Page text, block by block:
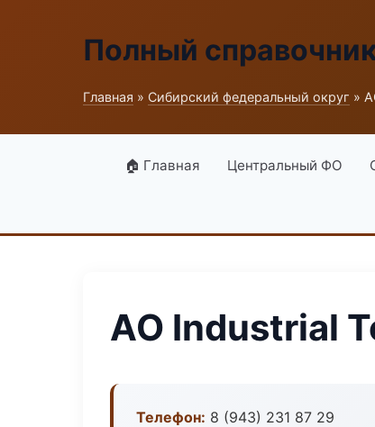
Полный
Главная » Сибирский федеральный округ »
🏠 Главная Центральный ФО
АО Industrial
Телефон: 8 (943) 231 87 29